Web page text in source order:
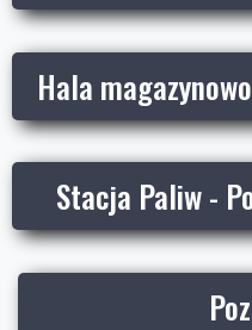
Hala
Stacja Paliw -